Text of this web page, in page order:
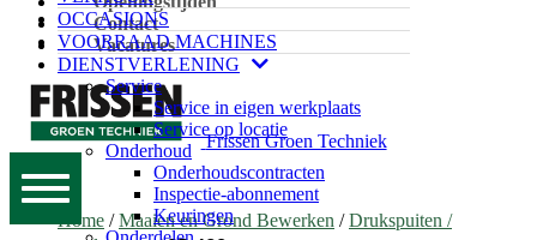
OCCASIONS
VOORRAAD MACHINES
DIENSTVERLENING
Service
Service in eigen werkplaats
Service op locatie
Onderhoud
Onderhoudscontracten
Inspectie-abonnement
Keuringen
Contact
Vacatures
Frissen Groen Techniek
Home /Maaien en Grond Bewerken /Drukspuiten /